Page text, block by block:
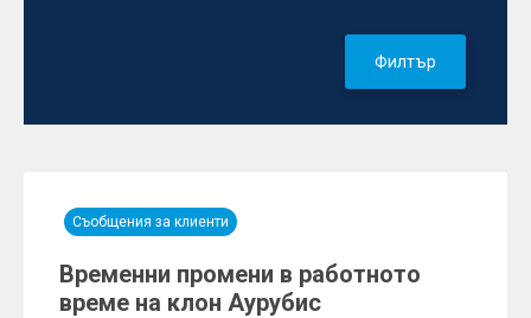
Филтър
Съобщения за клиенти
Временни промени в работното
време на клон Аурубис